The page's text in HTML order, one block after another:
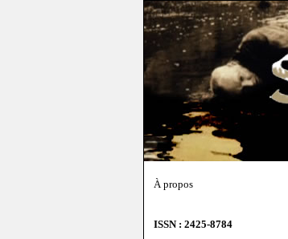
À propos
ISSN : 2425-8784